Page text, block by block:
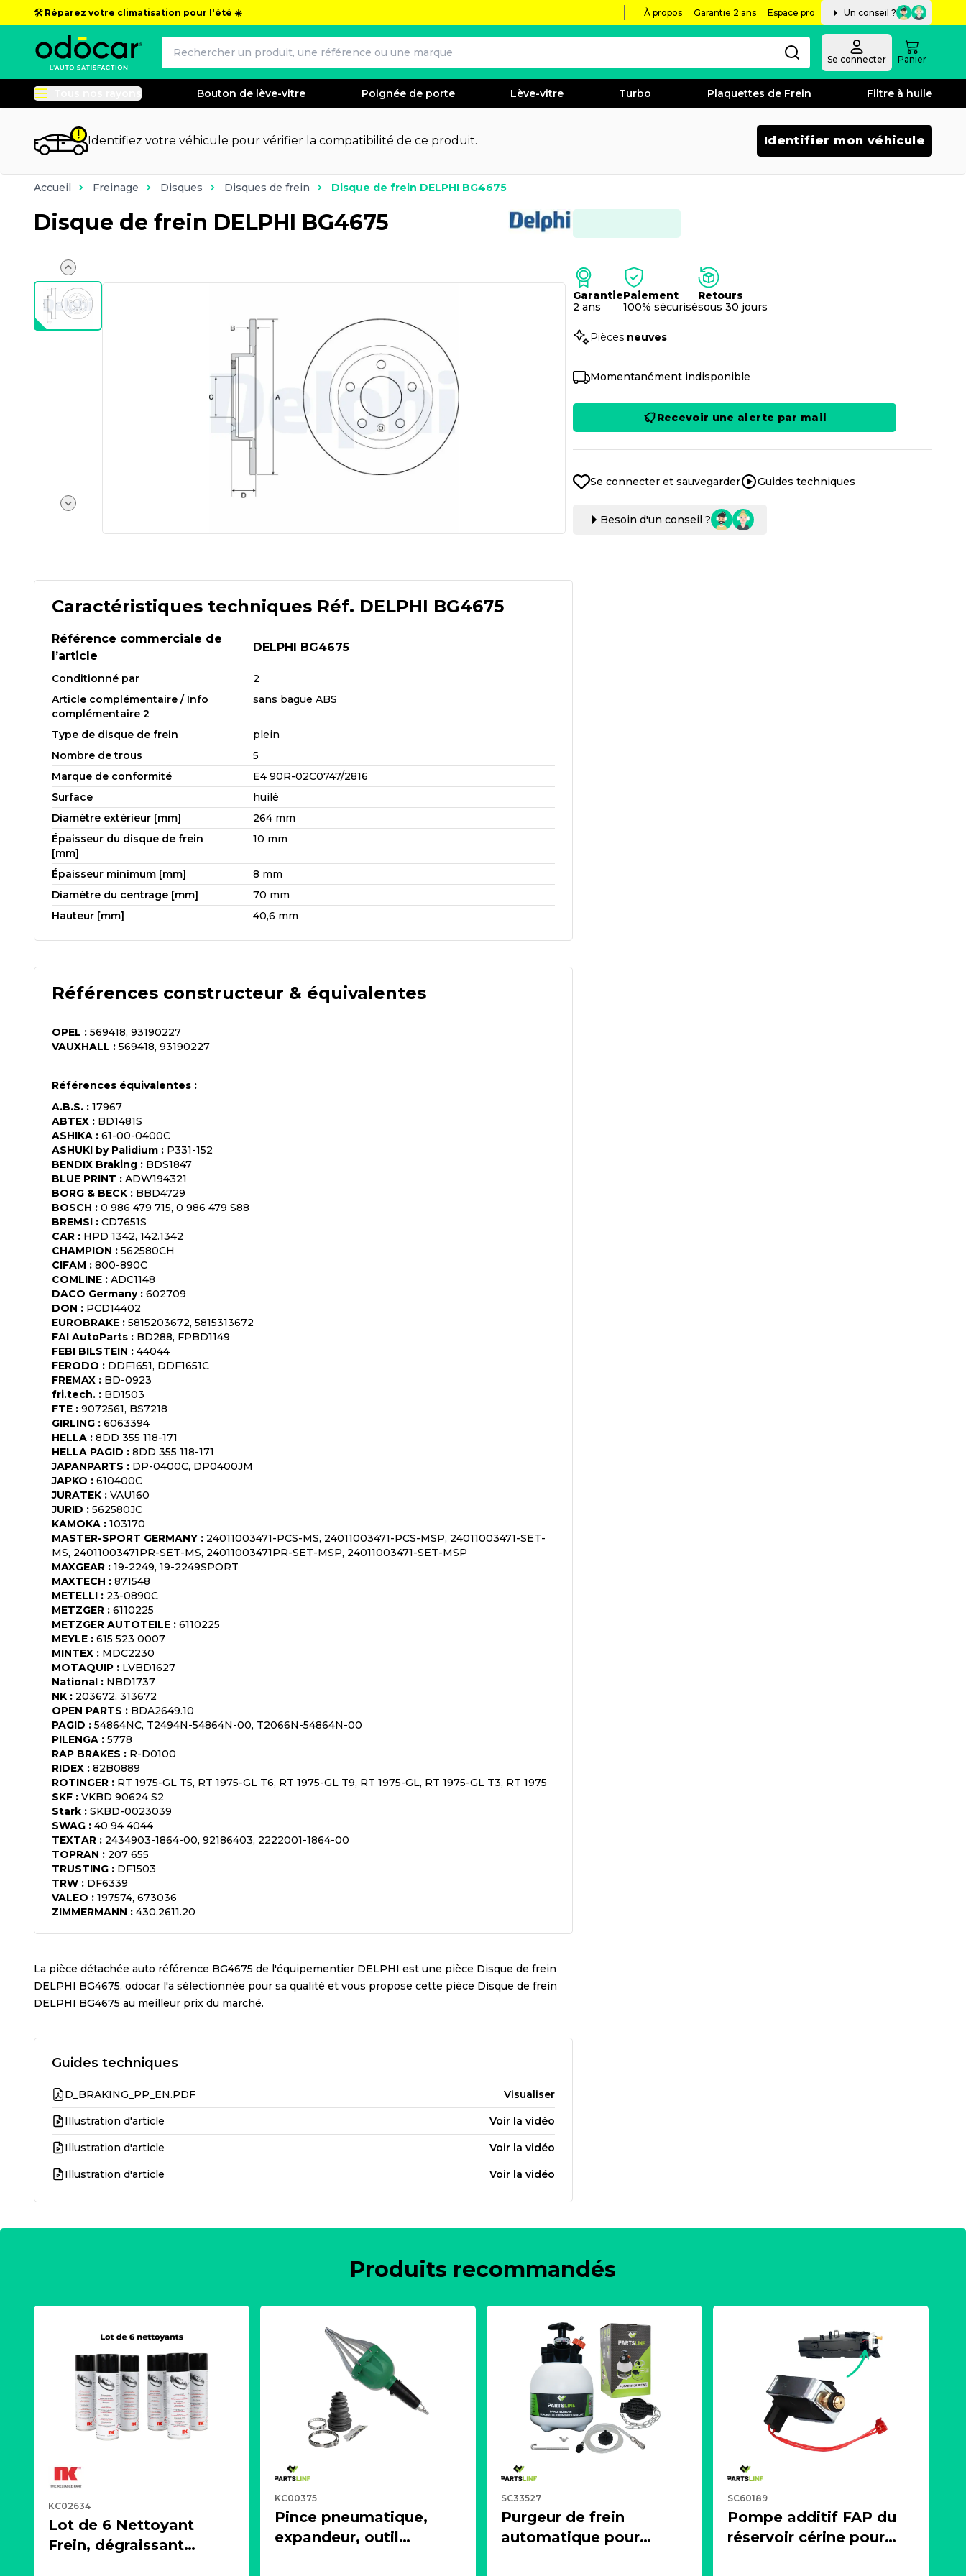
🛠️ Réparez votre climatisation pour l'été ☀️ À propos Garantie 2 ans Espace pro Un conseil ?
Se connecter Panier
Tous nos rayons Bouton de lève-vitre Poignée de porte Lève-vitre Turbo Plaquettes de Frein Filtre à huile
Identifiez votre véhicule pour vérifier la compatibilité de ce produit. Identifier mon véhicule
Accueil Freinage Disques Disques de frein Disque de frein DELPHI BG4675
Disque de frein DELPHI BG4675
Caractéristiques techniques Réf. DELPHI BG4675
Référence commerciale de
l’article
DELPHI BG4675
Conditionné par
2
Article complémentaire / Info
complémentaire 2
sans bague ABS
Type de disque de frein
plein
Nombre de trous
5
Marque de conformité
E4 90R-02C0747/2816
Surface
huilé
Diamètre extérieur [mm]
264 mm
Épaisseur du disque de frein
[mm]
10 mm
Épaisseur minimum [mm]
8 mm
Diamètre du centrage [mm]
70 mm
Hauteur [mm]
40,6 mm
Références constructeur & équivalentes
OPEL : 569418, 93190227
VAUXHALL : 569418, 93190227
Références équivalentes :
A.B.S. : 17967
ABTEX : BD1481S
ASHIKA : 61-00-0400C
ASHUKI by Palidium : P331-152
BENDIX Braking : BDS1847
BLUE PRINT : ADW194321
BORG & BECK : BBD4729
BOSCH : 0 986 479 715, 0 986 479 S88
BREMSI : CD7651S
CAR : HPD 1342, 142.1342
CHAMPION : 562580CH
CIFAM : 800-890C
COMLINE : ADC1148
DACO Germany: 602709
DON : PCD14402
EUROBRAKE : 5815203672, 5815313672
FAI AutoParts : BD288, FPBD1149
FEBI BILSTEIN : 44044
FERODO : DDF1651, DDF1651C
FREMAX : BD-0923
fri.tech. : BD1503
FTE : 9072561, BS7218
GIRLING : 6063394
HELLA : 8DD 355 118-171
HELLA PAGID : 8DD 355 118-171
JAPANPARTS : DP-0400C, DP0400JM
JAPKO : 610400C
JURATEK : VAU160
JURID : 562580JC
KAMOKA : 103170
MASTER-SPORT GERMANY : 24011003471-PCS-MS, 24011003471-PCS-MSP, 24011003471-SET-
MS, 24011003471PR-SET-MS, 24011003471PR-SET-MSP, 24011003471-SET-MSP
MAXGEAR : 19-2249, 19-2249SPORT
MAXTECH : 871548
METELLI : 23-0890C
METZGER : 6110225
METZGER AUTOTEILE : 6110225
MEYLE : 615 523 0007
MINTEX : MDC2230
MOTAQUIP : LVBD1627
National : NBD1737
NK : 203672, 313672
OPEN PARTS : BDA2649.10
PAGID : 54864NC, T2494N-54864N-00, T2066N-54864N-00
PILENGA : 5778
RAP BRAKES : R-D0100
RIDEX : 82B0889
ROTINGER : RT 1975-GL T5, RT 1975-GL T6, RT 1975-GL T9, RT 1975-GL, RT 1975-GL T3, RT 1975
SKF : VKBD 90624 S2
Stark : SKBD-0023039
SWAG : 40 94 4044
TEXTAR : 2434903-1864-00, 92186403, 2222001-1864-00
TOPRAN : 207 655
TRUSTING : DF1503
TRW : DF6339
VALEO : 197574, 673036
ZIMMERMANN : 430.2611.20
La pièce détachée auto référence BG4675 de l'équipementier DELPHI est une pièce Disque de frein
DELPHI BG4675. odocar l'a sélectionnée pour sa qualité et vous propose cette pièce Disque de frein
DELPHI BG4675 au meilleur prix du marché.
Guides techniques
D_BRAKING_PP_EN.PDF Visualiser
Illustration d'article Voir la vidéo
Illustration d'article Voir la vidéo
Illustration d'article Voir la vidéo
Garantie
2 ans
Paiement
100% sécurisé
Retours
sous 30 jours
Pièces neuves
Momentanément indisponible
Recevoir une alerte par mail
Se connecter et sauvegarder Guides techniques
Besoin d'un conseil ?
Produits recommandés
KC02634
Lot de 6 Nettoyant
Frein, dégraissant
KC00375
Pince pneumatique,
expandeur, outil
SC33527
Purgeur de frein
automatique pour
SC60189
Pompe additif FAP du
réservoir cérine pour